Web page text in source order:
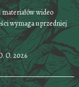
wideo
wymaga uprzedniej
O. 2026